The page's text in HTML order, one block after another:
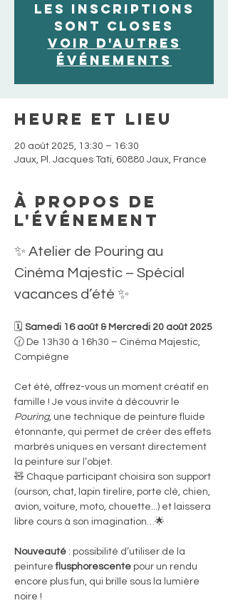
Les inscriptions
sont closes
Voir d'autres
événements
Heure et lieu
20 août 2025, 13:30 – 16:30
Jaux, Pl. Jacques Tati, 60880 Jaux, France
À propos de
l'événement
✨ Atelier de Pouring au
Cinéma Majestic – Spécial
vacances d’été ✨
🗓️ Samedi 16 août & Mercredi 20 août 2025
🕜 De 13h30 à 16h30 – Cinéma Majestic,
Compiègne
Cet été, offrez-vous un moment créatif en
famille ! Je vous invite à découvrir le
Pouring, une technique de peinture fluide
étonnante, qui permet de créer des effets
marbrés uniques en versant directement
la peinture sur l’objet.
🧸 Chaque participant choisira son support
(ourson, chat, lapin tirelire, porte clé, chien,
avion, voiture, moto, chouette...) et laissera
libre cours à son imagination…🌟
Nouveauté : possibilité d’utiliser de la
peinture flusphorescente pour un rendu
encore plus fun, qui brille sous la lumière
noire !